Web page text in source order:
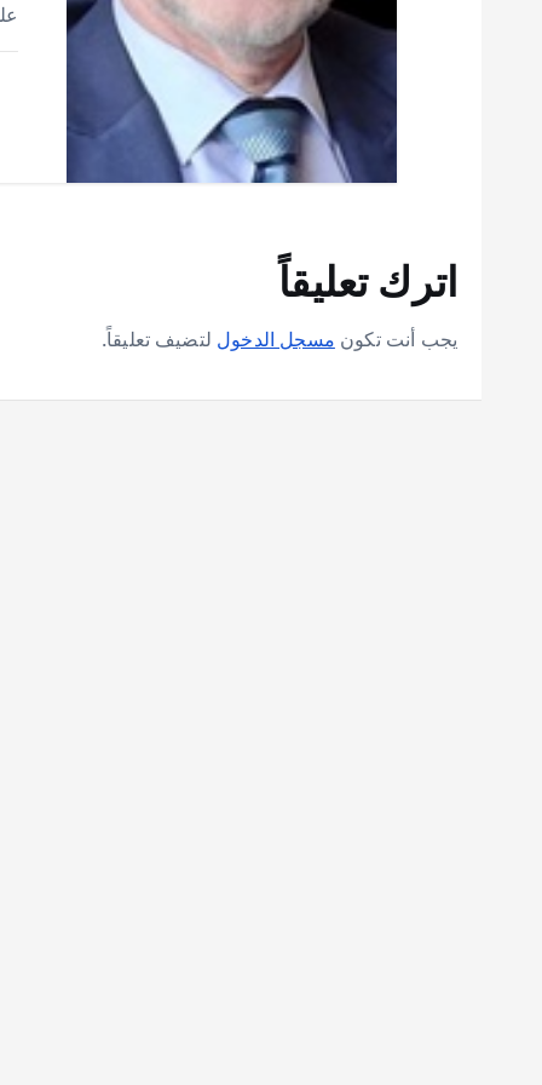
اترك تعليقاً
يجب أنت تكون مسجل الدخول لتضيف تعليقاً.